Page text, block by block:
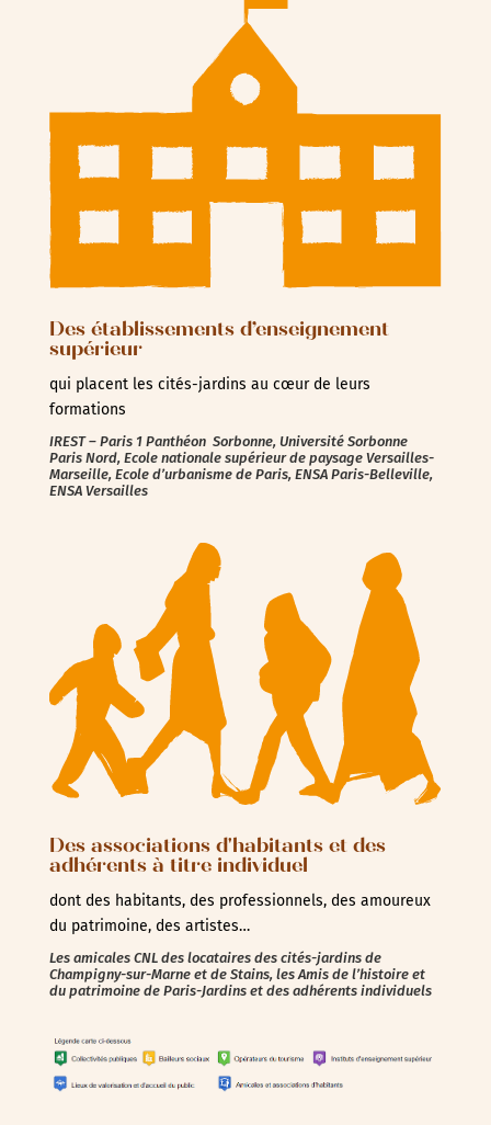
Des établissements d’enseignement
supérieur
qui placent les cités-jardins au cœur de leurs
formations
IREST – Paris 1 Panthéon Sorbonne, Université Sorbonne
Paris Nord, Ecole nationale supérieur de paysage Versailles-
Marseille, Ecole d’urbanisme de Paris, ENSA Paris-Belleville,
ENSA Versailles
Des associations d'habitants et des
adhérents à titre individuel
dont des habitants, des professionnels, des amoureux
du patrimoine, des artistes…
Les amicales CNL des locataires des cités-jardins de
Champigny-sur-Marne et de Stains, les Amis de l’histoire et
du patrimoine de Paris-Jardins et des adhérents individuels